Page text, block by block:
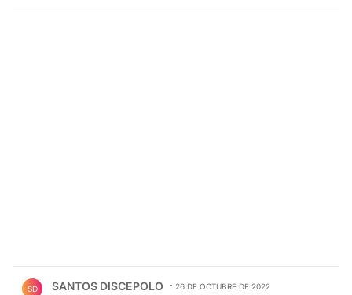
SD SANTOS DISCEPOLO 26 DE OCTUBRE DE 2022